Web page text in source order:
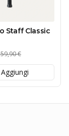
Staff Classic
€
Aggiungi